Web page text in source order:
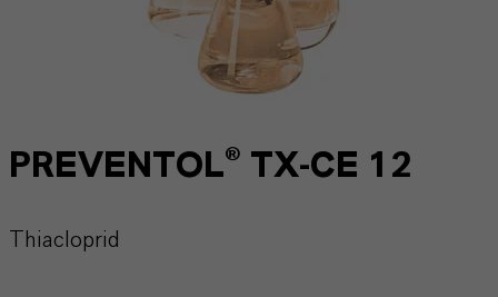
PREVENTOL® TX-CE 12
Thiacloprid